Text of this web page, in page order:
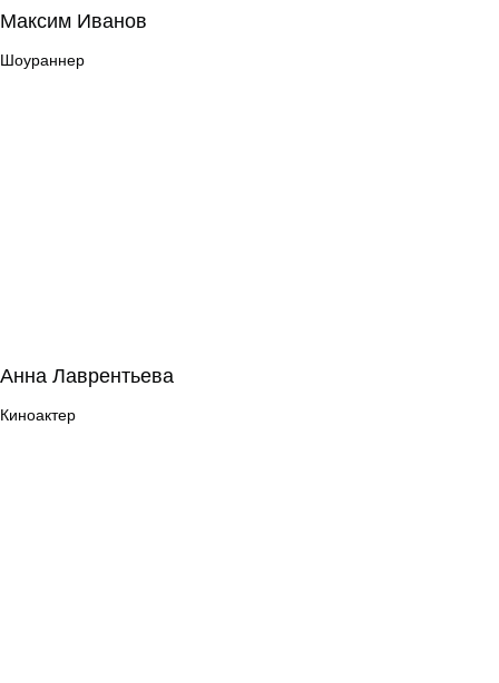
Максим Иванов
Шоураннер
Анна Лаврентьева
Киноактер